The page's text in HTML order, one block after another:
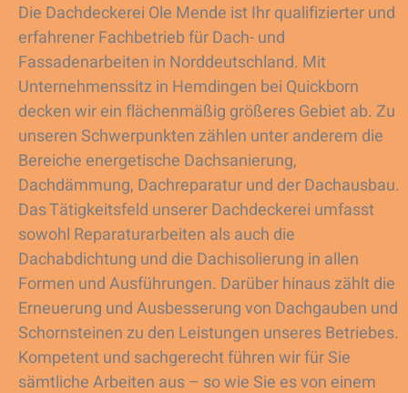
Die Dachdeckerei Ole Mende ist Ihr qualifizierter und
erfahrener Fachbetrieb für Dach- und
Fassadenarbeiten in Norddeutschland. Mit
Unternehmenssitz in Hemdingen bei Quickborn
decken wir ein flächenmäßig größeres Gebiet ab. Zu
unseren Schwerpunkten zählen unter anderem die
Bereiche energetische Dachsanierung,
Dachdämmung, Dachreparatur und der Dachausbau.
Das Tätigkeitsfeld unserer Dachdeckerei umfasst
sowohl Reparaturarbeiten als auch die
Dachabdichtung und die Dachisolierung in allen
Formen und Ausführungen. Darüber hinaus zählt die
Erneuerung und Ausbesserung von Dachgauben und
Schornsteinen zu den Leistungen unseres Betriebes.
Kompetent und sachgerecht führen wir für Sie
sämtliche Arbeiten aus – so wie Sie es von einem